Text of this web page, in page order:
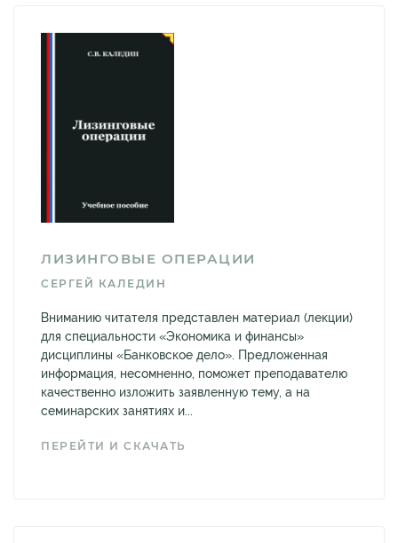
ЛИЗИНГОВЫЕ ОПЕРАЦИИ
СЕРГЕЙ КАЛЕДИН
Вниманию читателя представлен материал (лекции)
для специальности «Экономика и финансы»
дисциплины «Банковское дело». Предложенная
информация, несомненно, поможет преподавателю
качественно изложить заявленную тему, а на
семинарских занятиях и...
ПЕРЕЙТИ И СКАЧАТЬ